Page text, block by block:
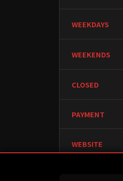
WEEKDAYS
WEEKENDS
CLOSED
PAYMENT
WEBSITE